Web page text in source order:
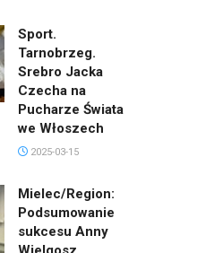
Sport.
Tarnobrzeg.
Srebro Jacka
Czecha na
Pucharze Świata
we Włoszech
2025-03-15
Mielec/Region:
Podsumowanie
sukcesu Anny